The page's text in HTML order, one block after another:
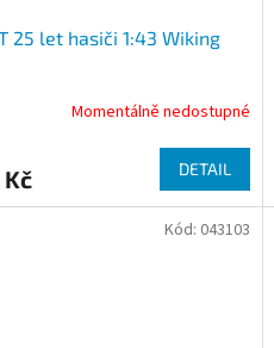
25 let hasiči 1:43 Wiking
Momentálně nedostupné
DETAIL
Kód: 043103